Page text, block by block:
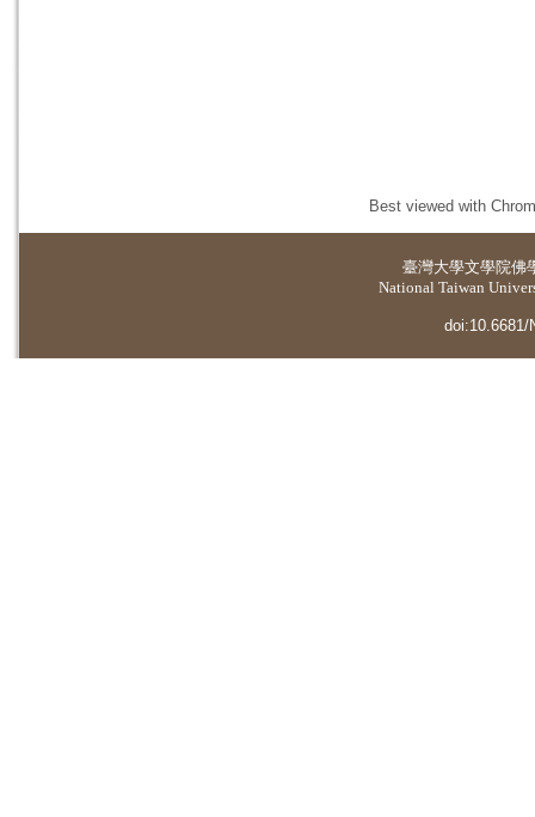
Best viewed with
臺灣大學文學院佛
National Taiwan
doi:10.6681/